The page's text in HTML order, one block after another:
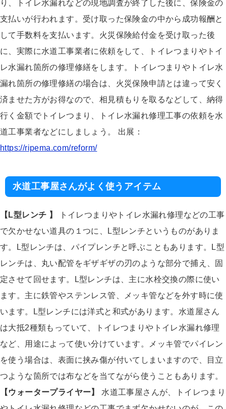
り、トイレ水漏れなどの現地調査が終了した後に、保険金の
支払いが行われます。受け取った保険金の中から成功報酬と
して手数料を支払います。火災保険給付金を受け取った後
に、実際に水道工事業者に依頼をして、トイレつまりやトイ
レ水漏れ箇所の修理修繕をします。トイレつまりやトイレ水
漏れ箇所の修理修繕の場合は、火災保険申請とは違って安く
済ませた方がお得なので、相見積もりを取るなどして、納得
行く金額でトイレつまり、トイレ水漏れ修理工事の依頼を水
道工事業者などにしましょう。 出展：
https://ripema.com/reform/
水道工事屋さんがよく使うアイテム
【L型レンチ 】
トイレつまりやトイレ水漏れ修理などの工事
で欠かせない道具の１つに、L型レンチというものがありま
す。L型レンチは、パイプレンチと呼ぶこともあります。L型
レンチは、丸い配管をギザギザの刃のような部分で捕え、固
定させて回せます。L型レンチは、主に水栓交換の際に使い
ます。主に鉄管やステンレス管、メッキ管などを外す時に使
います。L型レンチには洋式と和式があります。水道屋さん
は大抵2種類もっていて、トイレつまりやトイレ水漏れ修理
など、用途によって使い分けています。メッキ管でパイレン
を使う場合は、表面に挟み傷が付いてしまいますので、目立
つような箇所では布などを当てながら使うこともあります。
【ウォータープライヤー】
水道工事屋さんが、トイレつまり